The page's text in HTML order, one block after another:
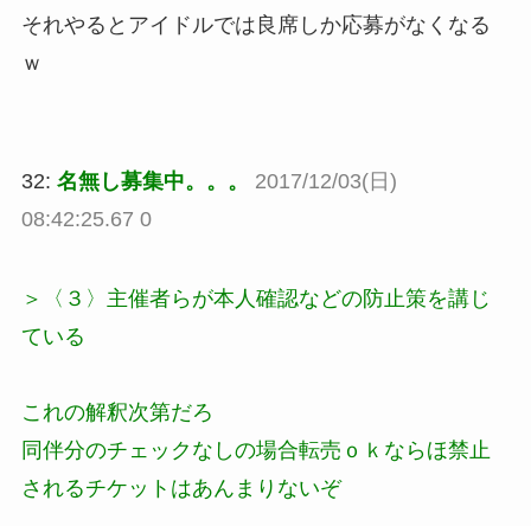
それやるとアイドルでは良席しか応募がなくなる
ｗ
32: 名無し募集中。。。
2017/12/03(日)
08:42:25.67 0
＞〈３〉主催者らが本人確認などの防止策を講じ
ている
これの解釈次第だろ
同伴分のチェックなしの場合転売ｏｋならほ禁止
されるチケットはあんまりないぞ